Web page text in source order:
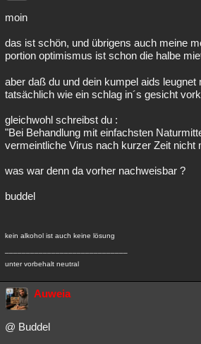
moin
das ist schön, und übrigens auch meine
portion optimismus ist schon die halbe
aber daß du und dein kumpel aids leugnet
tatsächlich wie ein schlag in´s gesicht
gleichwohl schreibst du :
"Bei Behandlung mit einfachsten
vermeintliche Virus nach kurzer Zeit nicht
was war denn da vorher nachweisbar ?
buddel
kein alkohol ist auch keine lösung
unter vorbehalt neutral
Auweia
@ Buddel